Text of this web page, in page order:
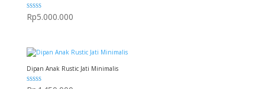
Dinilai
5.00
dari 5
Rp5.000.000
Dipan Anak Rustic Jati Minimalis
Dinilai